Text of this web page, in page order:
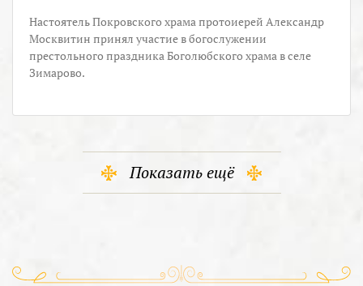
Настоятель Покровского храма протоиерей Александр
Москвитин принял участие в богослужении
престольного праздника Боголюбского храма в селе
Зимарово.
Показать ещё